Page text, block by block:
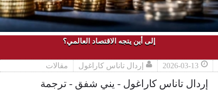
إلى أين يتجه الاقتصاد العالمي؟
2026-03-13 إردال تاناس كاراغول مقالات
إردال تاناس كاراغول - يني شفق - ترجمة